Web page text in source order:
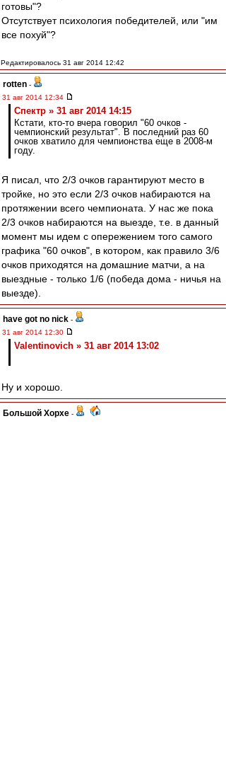
готовы"?
Отсутствует психология победителей, или "им
все похуй"?
Редактировалось 31 авг 2014 12:42
rotten -
31 авг 2014 12:34
Спектр » 31 авг 2014 14:15
Кстати, кто-то вчера говорил "60 очков -
чемпионский результат". В последний раз 60
очков хватило для чемпионства еще в 2008-м
году.
Я писал, что 2/3 очков гарантируют место в
тройке, но это если 2/3 очков набираются на
протяжении всего чемпионата. У нас же пока
2/3 очков набираются на выезде, т.е. в данный
момент мы идем с опережением того самого
графика "60 очков", в котором, как правило 3/6
очков приходятся на домашние матчи, а на
выездные - только 1/6 (победа дома - ничья на
выезде).
have got no nick -
31 авг 2014 12:30
Valentinovich » 31 авг 2014 13:02
Ну и хорошо.
Большой Хорхе -